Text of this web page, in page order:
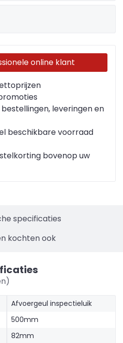
online klant
leveringen en
beschikbare voorraad
bovenop uw
specificaties
kochten ook
Afvoergeul inspectieluik
500mm
82mm